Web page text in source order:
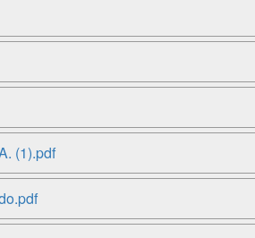
(1).pdf